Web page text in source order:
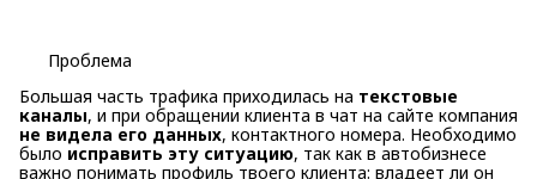
Проблема
Большая часть трафика приходилась на текстовые
каналы, и при обращении клиента в чат на сайте компания
не видела его данных, контактного номера. Необходимо
было исправить эту ситуацию, так как в автобизнесе
важно понимать профиль твоего клиента: владеет ли он